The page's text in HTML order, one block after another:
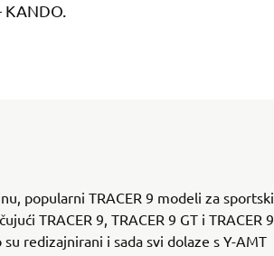
popularni TRACER 9 modeli za sportski
TRACER 9, TRACER 9 GT i TRACER 9
su redizajnirani i sada svi dolaze s Y-AMT